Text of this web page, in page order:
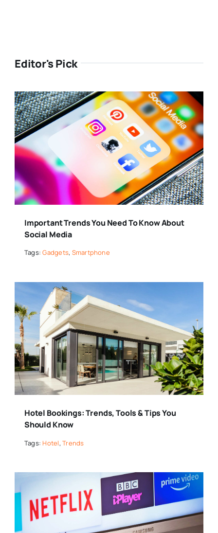
Editor's Pick
Important Trends You Need To Know About
Social Media
Tags:Gadgets, Smartphone
Hotel Bookings: Trends, Tools & Tips You
Should Know
Tags: Hotel,Trends